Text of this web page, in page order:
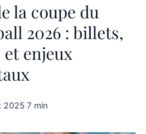
la coupe du
2026 : billets,
enjeux
2025·7 min